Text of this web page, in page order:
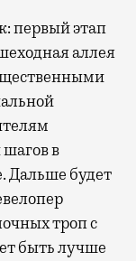
первый этап
аллея
в
Дальше будет
троп с
быть лучше